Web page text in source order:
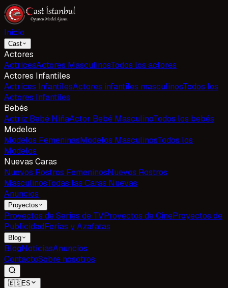
Inicio
Cast
Actores
ActricesActores MasculinosTodos los actores
Actores Infantiles
Actrices InfantilesActores infantiles masculinosTodos los
Actores Infantiles
Bebés
Actriz Bebé NiñaActor Bebé MasculinoTodos los bebés
Modelos
Modelos FemeninasModelos MasculinosTodos los
Modelos
Nuevas Caras
Nuevos Rostros FemeninosNuevos Rostros
MasculinosTodas las Caras Nuevas
Anuncios
Proyectos
Proyectos de Series de TVProyectos de CineProyectos de
PublicidadFerias y Azafatas
Blog
BlogNoticiasAnuncios
ContactoSobre nosotros
🇪🇸ES